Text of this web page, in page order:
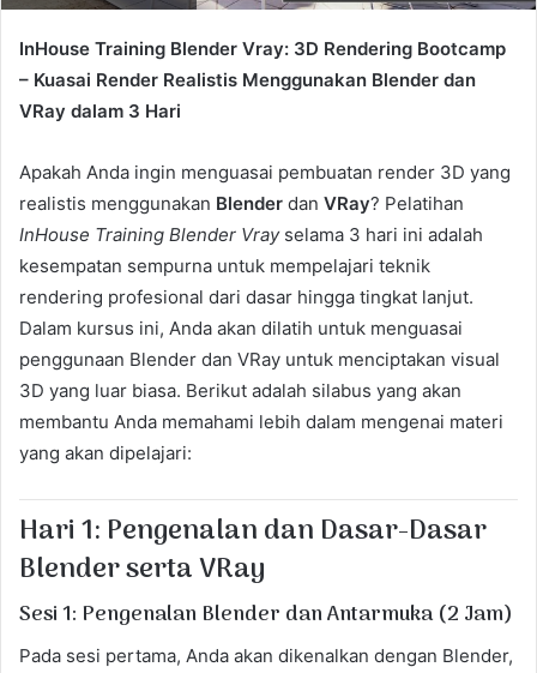
InHouse Training Blender Vray: 3D Rendering Bootcamp
– Kuasai Render Realistis Menggunakan Blender dan
VRay dalam 3 Hari
Apakah Anda ingin menguasai pembuatan render 3D yang
realistis menggunakan Blender dan VRay? Pelatihan
InHouse Training Blender Vrayselama 3 hari ini adalah
kesempatan sempurna untuk mempelajari teknik
rendering profesional dari dasar hingga tingkat lanjut.
Dalam kursus ini, Anda akan dilatih untuk menguasai
penggunaan Blender dan VRay untuk menciptakan visual
3D yang luar biasa. Berikut adalah silabus yang akan
membantu Anda memahami lebih dalam mengenai materi
yang akan dipelajari:
Hari 1: Pengenalan dan Dasar-Dasar
Blender serta VRay
Sesi 1: Pengenalan Blender dan Antarmuka (2 Jam)
Pada sesi pertama, Anda akan dikenalkan dengan Blender,